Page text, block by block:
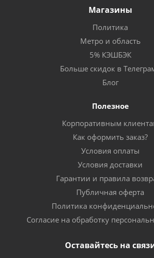
Магазины
Политика
Метро и область
5% КЭШБЭК
Больше скидок в
Блог
Полезное
Корпоративным
Как оформить заказ?
Условия оплаты
Условия доставки
Гарантии и правила
Публичная оферта
Политика
Согласие на обработку
Оставайтесь на